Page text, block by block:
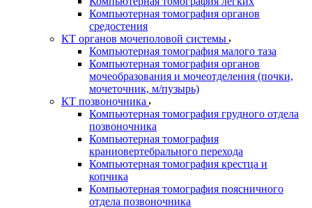
Компьютерная томография органов
средостения
КТ органов мочеполовой системы
Компьютерная томография малого таза
Компьютерная томография органов
мочеобразования и мочеотделения (почки,
мочеточник, м/пузырь)
КТ позвоночника
Компьютерная томография грудного отдела
позвоночника
Компьютерная томография
краниовертебрального перехода
Компьютерная томография крестца и
копчика
Компьютерная томография поясничного
отдела позвоночника